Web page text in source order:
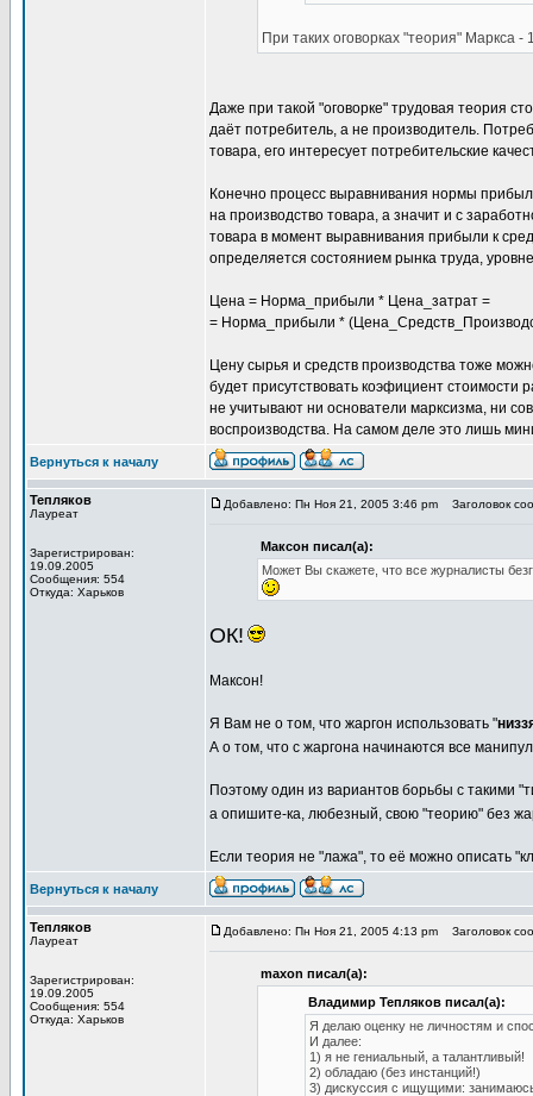
При таких оговорках "теория" Маркса -
Даже при такой "оговорке" трудовая теория
даёт потребитель, а не производитель.
товара, его интересует потребительские
Конечно процесс выравнивания нормы
на производство товара, а значит и с
товара в момент выравнивания прибыли к
определяется состоянием рынка труда,
Цена = Норма_прибыли * Цена_затрат =
= Норма_прибыли *
Цену сырья и средств производства тоже
будет присутствовать коэфициент
не учитывают ни основатели марксизма, ни
воспроизводства. На самом деле это лишь
Вернуться к началу
Тепляков
Лауреат
Зарегистрирован:
19.09.2005
Сообщения: 554
Откуда: Харьков
Добавлено: Пн Ноя 21, 2005 3:46 pm Заголовок
Максон писал(а):
Может Вы скажете, что все журналисты
ОК!
Максон!
Я Вам не о том, что жаргон использовать "
А о том, что с жаргона начинаются все
Поэтому один из вариантов борьбы с такими
а опишите-ка, любезный, свою "теорию" без
Если теория не "лажа", то её можно описать
Вернуться к началу
Тепляков
Лауреат
Зарегистрирован:
19.09.2005
Сообщения: 554
Откуда: Харьков
Добавлено: Пн Ноя 21, 2005 4:13 pm Заголовок
maxon писал(а):
Владимир Тепляков писал(а):
Я делаю оценку не личностям и
И далее:
1) я не гениальный, а талантливый!
2) обладаю (без инстанций!)
3) дискуссия с ищущими: